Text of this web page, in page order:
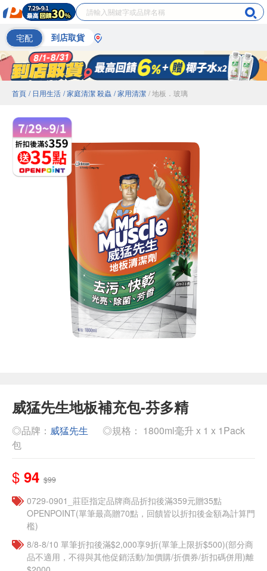
宅配 到店取貨
首頁 / 日用生活 / 家庭清潔 殺蟲 / 家用清潔 / 地板．玻璃
威猛先生地板補充包-芬多精
◎品牌： 威猛先生
◎規格： 1800ml毫升 x 1 x 1Pack
包
$ 94 $99
0729-0901_莊臣指定品牌商品折扣後滿359元贈35點
OPENPOINT(單筆最高贈70點，回饋皆以折扣後金額為計算門
檻)
8/8-8/10 單筆折扣後滿$2,000享9折(單筆上限折$500)(部分商
品不適用，不得與其他促銷活動/加價購/折價券/折扣碼併用)離